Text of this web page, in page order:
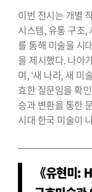
이번 전시는 개별
시스템, 유통 구조,
를 통해 미술을 시
을 제시했다. 나아
며, ‘새 나라, 새 미
효한 질문임을 확
승과 변환을 통한
시대 한국 미술이
《유현미